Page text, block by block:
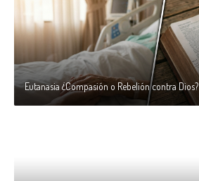
Eutanasia ¿Compasión o Rebelión contra Dios?